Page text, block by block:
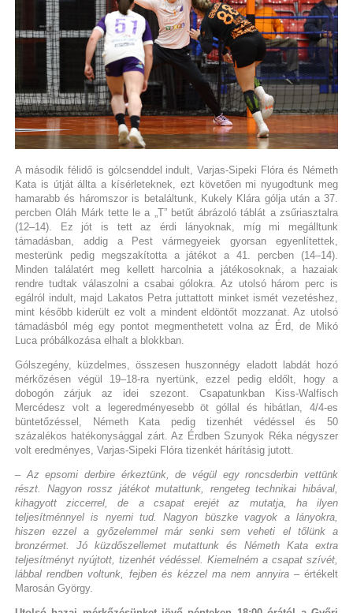
A második félidő is gólcsenddel indult, Varjas-Sipeki Flóra és Németh
Kata is útját állta a kísérleteknek, ezt követően mi nyugodtunk meg
hamarabb és háromszor is betaláltunk, Kukely Klára gólja után a 37.
percben Oláh Márk tette le a „T” betűt ábrázoló táblát a zsűriasztalra
(12–14). Ez jót is tett az érdi lányoknak, míg mi megálltunk
támadásban, addig a Pest vármegyeiek gyorsan egyenlítettek,
mesterünk pedig megszakította a játékot a 41. percben (14–14).
Minden találatért meg kellett harcolnia a játékosoknak, a hazaiak
rendre tudtak válaszolni a csabai gólokra. Az utolsó három perc is
egálról indult, majd Lakatos Petra juttattott minket ismét vezetéshez,
mint később kiderült ez volt a mindent eldöntőt mozzanat. Az utolsó
támadásból még egy pontot megmenthetett volna az Érd, de Mikó
Luca próbálkozása elhalt a blokkban.
Gólszegény, küzdelmes, összesen huszonnégy eladott labdát hozó
mérkőzésen végül 19–18-ra nyertünk, ezzel pedig eldőlt, hogy a
dobogón zárjuk az idei szezont. Csapatunkban Kiss-Walfisch
Mercédesz volt a legeredményesebb öt góllal és hibátlan, 4/4-es
büntetőzéssel, Németh Kata pedig tizenhét védéssel és 50
százalékos hatékonysággal zárt. Az Érdben Szunyok Réka négyszer
volt eredményes, Varjas-Sipeki Flóra tizenkét hárításig jutott.
– Az epsomi derbire érkeztünk, de végül egy roncsderbin vettünk
részt. Nagyon rossz játékot mutattunk, rengeteg technikai hibával,
kihagyott ziccerrel, de a csapat erejét az mutatja, ha ilyen
teljesítménnyel is nyerni tud. Nagyon büszke vagyok a lányokra,
hiszen ezzel a győzelemmel már senki sem veheti el tőlünk a
bronzérmet. Jó küzdőszellemet mutattunk és Németh Kata extra
teljesítményt nyújtott, tizenhét védéssel. Kiemelném a csapat szívét,
lábbal rendben voltunk, fejben és kézzel ma nem annyira– értékelt
Marosán György.